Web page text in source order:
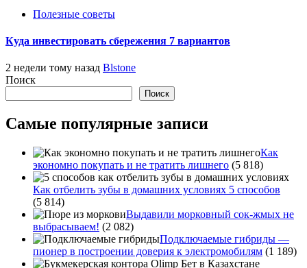
Полезные советы
Куда инвестировать сбережения 7 вариантов
2 недели тому назад Blstone
Поиск
Поиск
Самые популярные записи
Как
экономно покупать и не тратить лишнего (5 818)
Как отбелить зубы в домашних условиях 5 способов
(5 814)
Выдавили морковный сок-жмых не
выбрасываем! (2 082)
Подключаемые гибриды —
пионер в построении доверия к электромобилям (1 189)